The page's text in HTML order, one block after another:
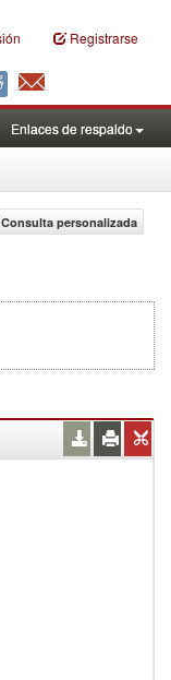
Registrarse
Enlaces de respaldo
Consulta personalizada